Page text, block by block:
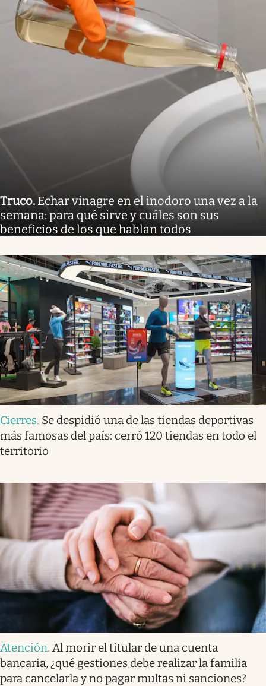
Truco. Echar vinagre en el inodoro una vez a la
semana: para qué sirve y cuáles son sus
beneficios de los que hablan todos
Cierres. Se despidió una de las tiendas deportivas
más famosas del país: cerró 120 tiendas en todo el
territorio
Atención. Al morir el titular de una cuenta
bancaria, ¿qué gestiones debe realizar la familia
para cancelarla y no pagar multas ni sanciones?